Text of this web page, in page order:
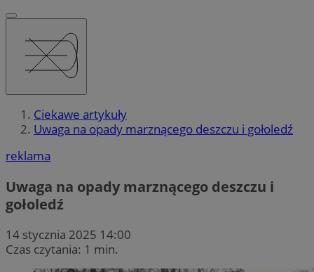
Ciekawe artykuły
Uwaga na opady marznącego deszczu i gołoledź
reklama
Uwaga na opady marznącego deszczu i
gołoledź
14 stycznia 2025 14:00
Czas czytania: 1 min.